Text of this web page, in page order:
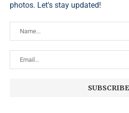
photos. Let's stay updated!